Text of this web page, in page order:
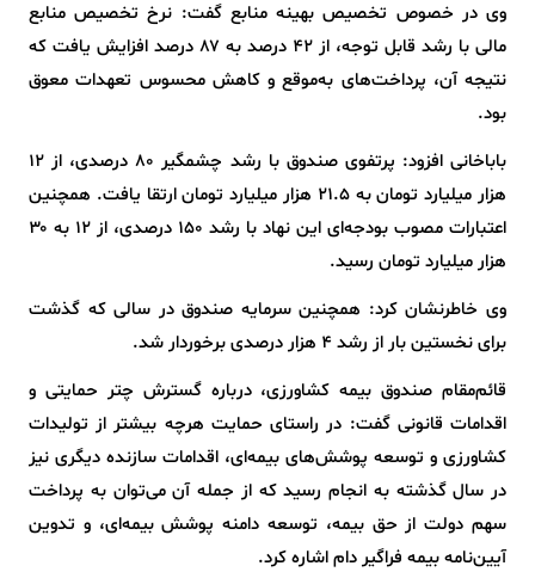
وی در خصوص تخصیص بهینه منابع گفت: نرخ تخصیص منابع
مالی با رشد قابل توجه، از ۴۲ درصد به ۸۷ درصد افزایش یافت که
نتیجه آن، پرداخت‌های به‌موقع و کاهش محسوس تعهدات معوق
بود.
باباخانی افزود: پرتفوی صندوق با رشد چشمگیر ۸۰ درصدی، از ۱۲
هزار میلیارد تومان به ۲۱.۵ هزار میلیارد تومان ارتقا یافت. همچنین
اعتبارات مصوب بودجه‌ای این نهاد با رشد ۱۵۰ درصدی، از ۱۲ به ۳۰
هزار میلیارد تومان رسید.
وی خاطرنشان کرد: همچنین سرمایه صندوق در سالی که گذشت
برای نخستین بار از رشد ۴ هزار درصدی برخوردار شد.
قائم‌مقام صندوق بیمه کشاورزی، درباره گسترش چتر حمایتی و
اقدامات قانونی گفت: در راستای حمایت هرچه بیشتر از تولیدات
کشاورزی و توسعه پوشش‌های بیمه‌ای، اقدامات سازنده دیگری نیز
در سال گذشته به انجام رسید که از جمله آن می‌توان به پرداخت
سهم دولت از حق بیمه، توسعه دامنه پوشش بیمه‌ای، و تدوین
آیین‌نامه بیمه فراگیر دام اشاره کرد.